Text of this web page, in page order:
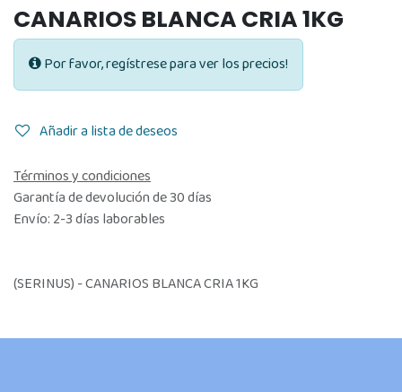
CANARIOS BLANCA CRIA 1KG
Por favor, regístrese para ver los precios!
Añadir a lista de deseos
Términos y condiciones
Garantía de devolución de 30 días
Envío: 2-3 días laborables
(SERINUS) - CANARIOS BLANCA CRIA 1KG